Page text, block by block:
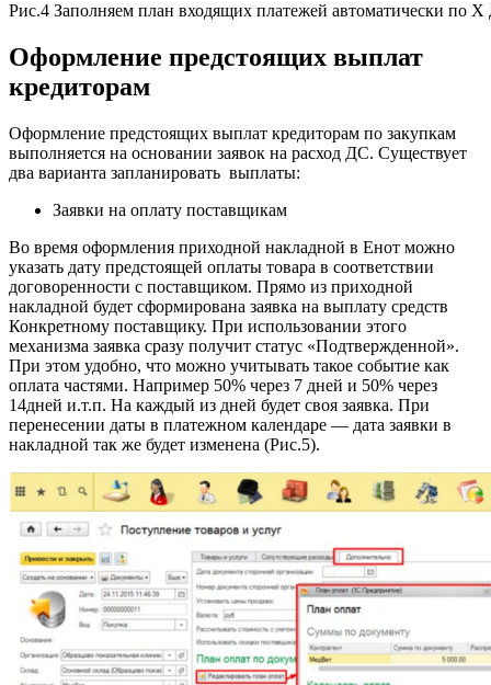
Рис.4 Заполняем план входящих платежей автоматически по Х
Оформление предстоящих выплат
кредиторам
Оформление предстоящих выплат кредиторам по закупкам
выполняется на основании заявок на расход ДС. Существует
два варианта запланировать выплаты:
Заявки на оплату поставщикам
Во время оформления приходной накладной в Енот можно
указать дату предстоящей оплаты товара в соответствии
договоренности с поставщиком. Прямо из приходной
накладной будет сформирована заявка на выплату средств
Конкретному поставщику. При использовании этого
механизма заявка сразу получит статус «Подтвержденной».
При этом удобно, что можно учитывать такое событие как
оплата частями. Например 50% через 7 дней и 50% через
14дней и.т.п. На каждый из дней будет своя заявка. При
перенесении даты в платежном календаре — дата заявки в
накладной так же будет изменена (Рис.5).